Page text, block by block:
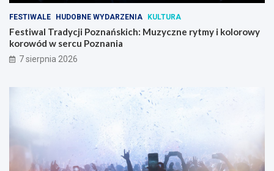
FESTIWALE HUDOBNE WYDARZENIA KULTURA
Festiwal Tradycji Poznańskich: Muzyczne rytmy i kolorowy
korowód w sercu Poznania
7 sierpnia 2026